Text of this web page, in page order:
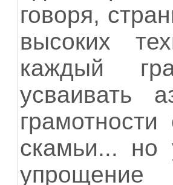
говоря,
высоких
каждый
усваивать
скамьи... но